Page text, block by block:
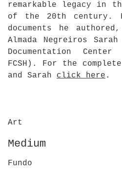
remarkable legacy in
of the 20th century.
documents he
Almada Negreiros
Documentation Center
FCSH). For the
and Sarah click here .
Art
Medium
Fundo